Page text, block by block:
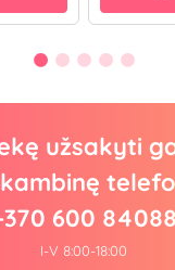
užsakyti
600 84088
I-V 8:00-18:00